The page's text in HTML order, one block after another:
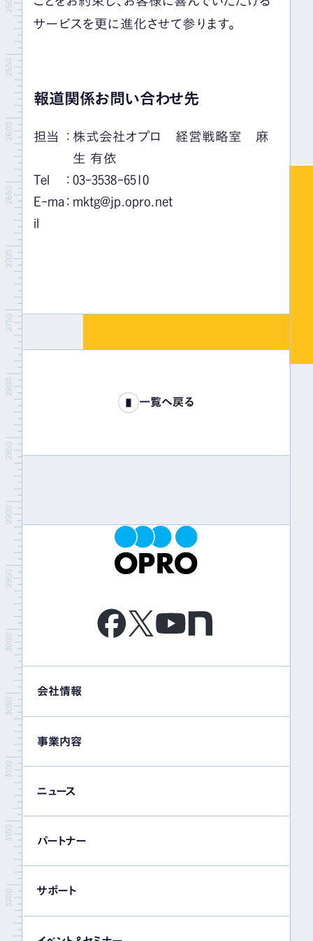
サービスを更に進化させて参ります。
報道関係お問い合わせ先
担当 ： 株式会社オプロ 経営戦略室 麻
生 有依
Tel
： 03-3538-6510
E-ma
il
： mktg@jp.opro.net
一覧へ戻る
会社情報
事業内容
ニュース
パートナー
サポート